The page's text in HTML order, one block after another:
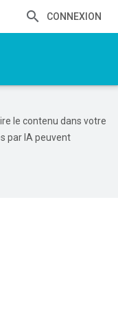
CONNEXION
le contenu dans votre
par IA peuvent